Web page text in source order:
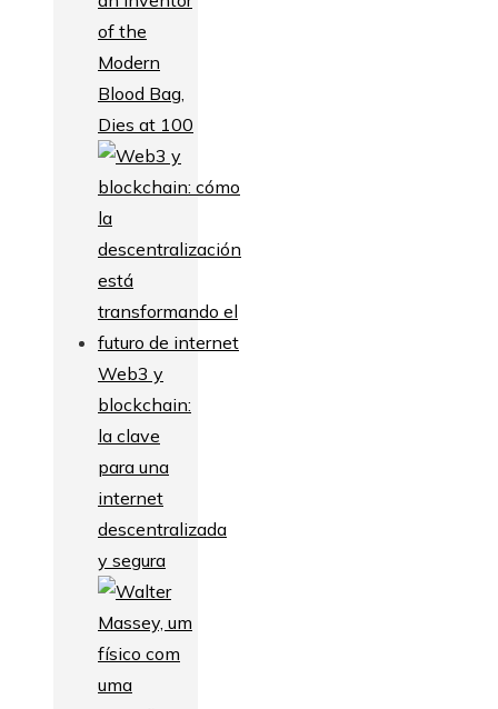
of the
Modern
Blood Bag,
Dies at 100
Web3 y
blockchain:
la clave
para una
internet
descentralizada
y segura